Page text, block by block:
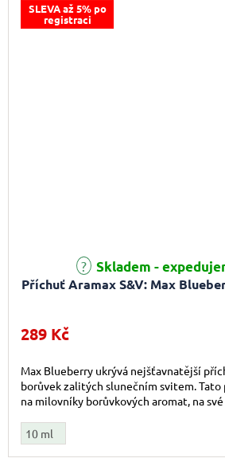
SLEVA až 5% po
registraci
Příchuť Aramax S&V: Max
Skladem -
289 Kč
Max Blueberry ukrývá nejšťavnatější
borůvek zalitých slunečním svitem.
na milovníky borůvkových aromat, na
10 ml